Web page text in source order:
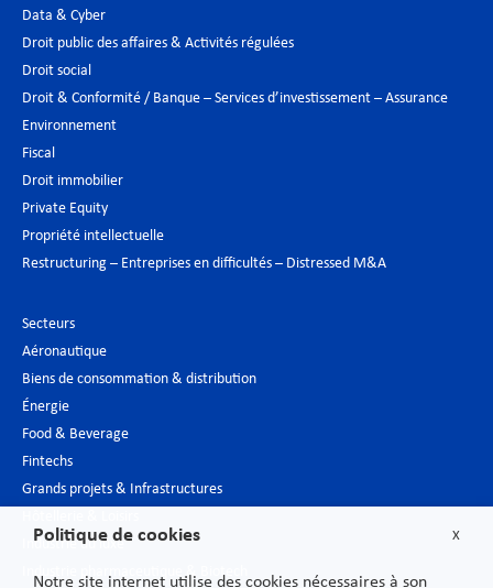
Data & Cyber
Droit public des affaires & Activités régulées
Droit social
Droit & Conformité / Banque – Services d’investissement – Assurance
Environnement
Fiscal
Droit immobilier
Private Equity
Propriété intellectuelle
Restructuring – Entreprises en difficultés – Distressed M&A
Secteurs
Aéronautique
Biens de consommation & distribution
Énergie
Food & Beverage
Fintechs
Grands projets & Infrastructures
Industrie du luxe
Industrie pharmaceutique & Biotech
X
Politique de cookies
Notre site internet utilise des cookies nécessaires à son